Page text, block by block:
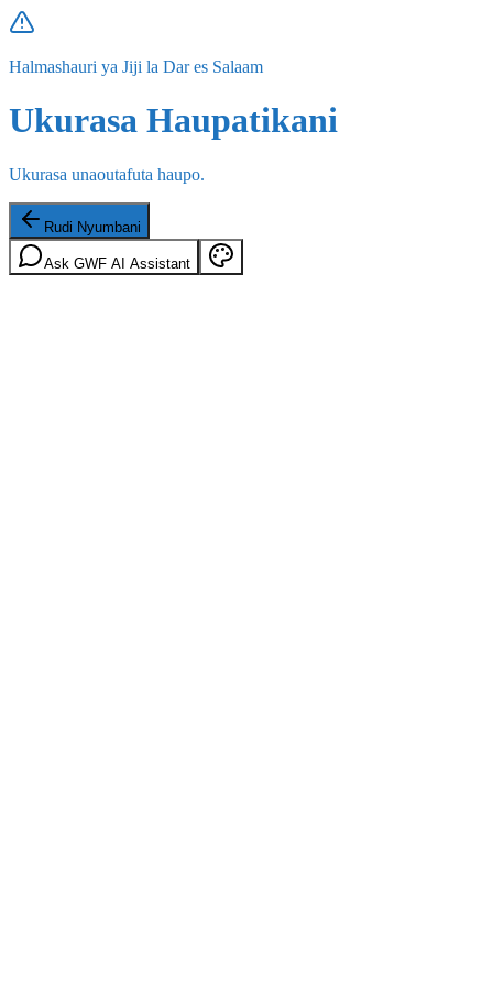
Halmashauri ya Jiji la Dar es Salaam
Ukurasa Haupatikani
Ukurasa unaoutafuta haupo.
Rudi Nyumbani
Ask GWF AI Assistant